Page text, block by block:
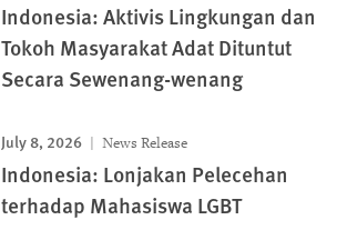
Indonesia: Aktivis Lingkungan dan
Tokoh Masyarakat Adat Dituntut
Secara Sewenang-wenang
July 8, 2026 News Release
Indonesia: Lonjakan Pelecehan
terhadap Mahasiswa LGBT